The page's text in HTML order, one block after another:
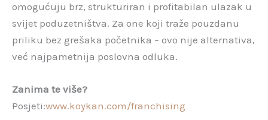
omogućuju brz, strukturiran i profitabilan ulazak u
svijet poduzetništva. Za one koji traže pouzdanu
priliku bez grešaka početnika – ovo nije alternativa,
već najpametnija poslovna odluka.
Zanima te više?
Posjeti:www.koykan.com/franchising